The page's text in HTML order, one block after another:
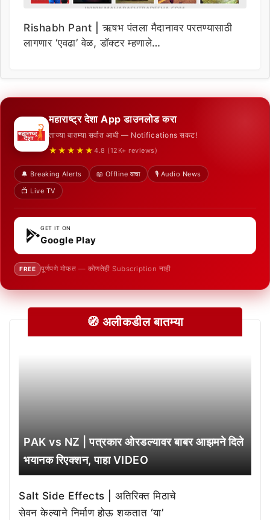
Rishabh Pant | ऋषभ पंतला मैदानावर परतण्यासाठी
लागणार ‘एवढा’ वेळ, डॉक्टर म्हणाले…
महाराष्ट्र देशा App डाउनलोड करा
ताज्या बातम्या सर्वात आधी — Notifications सकट!
★★★★★ 4.8 (12K+ reviews)
🔔 Breaking Alerts 📖 Offline वाचा
🎙️ Audio News
📺 Live TV
GET IT ON
Google Play
FREE पूर्णपणे मोफत — कोणतेही Subscription नाही
🧭 अलीकडील बातम्या
PAK vs NZ | पत्रकार ओरडल्यावर बाबर आझमने दिले
भयानक रिएक्शन, पाहा VIDEO
Salt Side Effects | अतिरिक्त मिठाचे
सेवन केल्याने निर्माण होऊ शकतात ‘या’